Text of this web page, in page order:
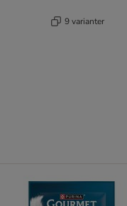
9 varianter